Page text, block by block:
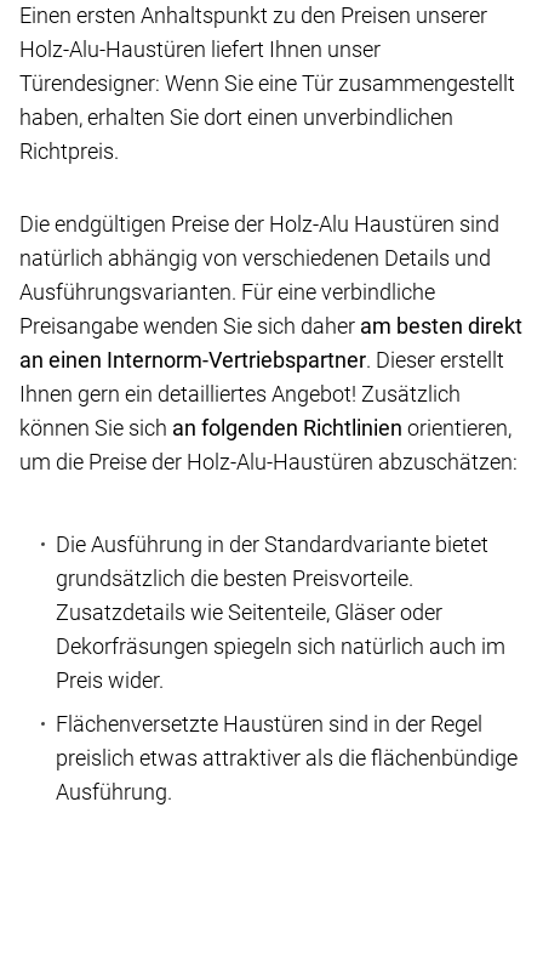
Einen ersten Anhaltspunkt zu den Preisen unserer
Holz-Alu-Haustüren liefert Ihnen unser
Türendesigner: Wenn Sie eine Tür zusammengestellt
haben, erhalten Sie dort einen unverbindlichen
Richtpreis.
Die endgültigen Preise der Holz-Alu Haustüren sind
natürlich abhängig von verschiedenen Details und
Ausführungsvarianten. Für eine verbindliche
Preisangabe wenden Sie sich daher am besten direkt
an einen Internorm-Vertriebspartner. Dieser erstellt
Ihnen gern ein detailliertes Angebot! Zusätzlich
können Sie sich an folgenden Richtlinien orientieren,
um die Preise der Holz-Alu-Haustüren abzuschätzen:
Die Ausführung in der Standardvariante bietet
grundsätzlich die besten Preisvorteile.
Zusatzdetails wie Seitenteile, Gläser oder
Dekorfräsungen spiegeln sich natürlich auch im
Preis wider.
Flächenversetzte Haustüren sind in der Regel
preislich etwas attraktiver als die flächenbündige
Ausführung.